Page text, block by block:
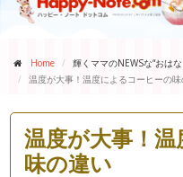
Home
輝くママのNEWSな“おはな
温度が大事！温度によるコーヒーの
温度が大事！
味の違い